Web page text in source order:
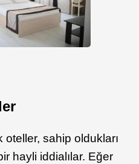
oteller, sahip oldukları
hayli iddialılar. Eğer